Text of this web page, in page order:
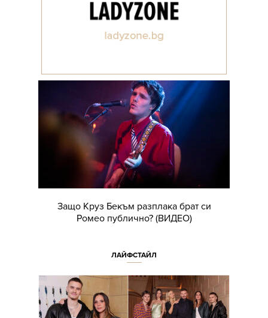
Защо Круз Бекъм разплака брат си
Ромео публично? (ВИДЕО)
ЛАЙФСТАЙЛ